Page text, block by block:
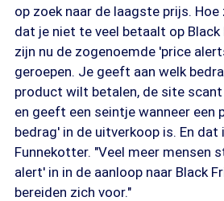
op zoek naar de laagste prijs.
dat je niet te veel betaalt op Black
zijn nu de zogenoemde 'price
geroepen. Je geeft aan welk
product wilt betalen, de site
en geeft een seintje wanneer een
bedrag' in de uitverkoop is. En dat
Funnekotter. "Veel meer mensen
alert' in in de aanloop naar Black
bereiden zich voor."